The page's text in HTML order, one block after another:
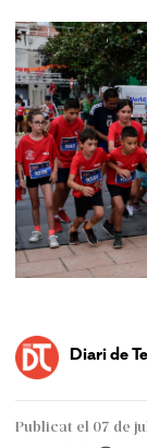
Diari de
Publicat el 07 de